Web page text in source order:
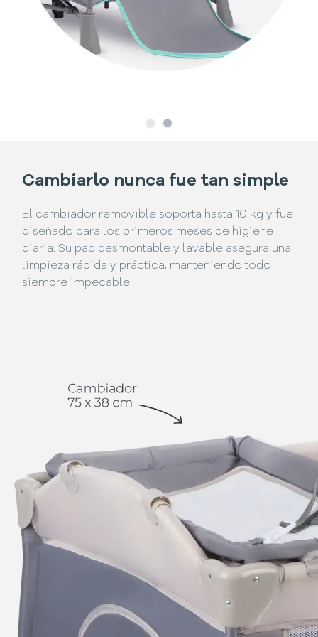
SlideSlide
Cambiarlo nunca fue tan simple
El cambiador removible soporta hasta 10 kg y fue
diseñado para los primeros meses de higiene
diaria. Su pad desmontable y lavable asegura una
limpieza rápida y práctica, manteniendo todo
siempre impecable.